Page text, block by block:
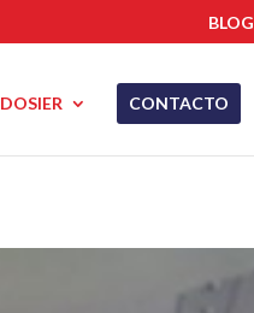
BLOG
DOSIER CONTACTO